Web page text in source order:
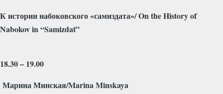
Кисториинабоковского«самиздата»/ On the History of
Nabokov in “Samizdat”
18.30 – 19.00
МаринаМинская/Marina Minskaya